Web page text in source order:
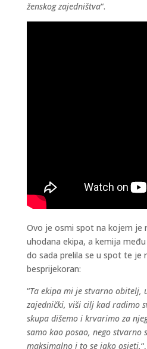
ženskog zajedništva“.
Ovo je osmi spot na kojem je
uhodana ekipa, a kemija
do sada prelila se u spot te je
besprijekoran:
“Ta ekipa mi je stvarno obitelj,
zajednički, viši cilj kad radimo
skupa dišemo i krvarimo za
samo kao posao, nego stvarno
maksimalno i to se jako osjeti.